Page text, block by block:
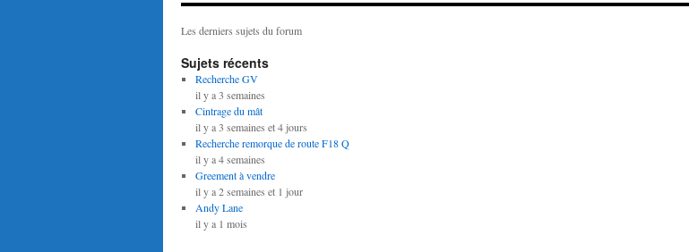
Les derniers sujets du forum
Sujets récents
Recherche GV
il y a 3 semaines
Cintrage du mât
il y a 3 semaines et 4 jours
Recherche remorque de route F18 Q
il y a 4 semaines
Greement à vendre
il y a 2 semaines et 1 jour
Andy Lane
il y a 1 mois